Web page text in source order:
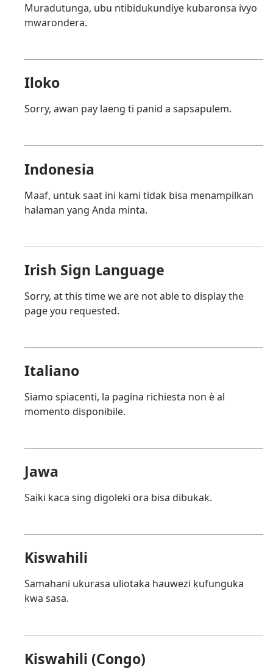
Muradutunga, ubu ntibidukundiye kubaronsa ivyo
mwarondera.
Iloko
Sorry, awan pay laeng ti panid a sapsapulem.
Indonesia
Maaf, untuk saat ini kami tidak bisa menampilkan
halaman yang Anda minta.
Irish Sign Language
Sorry, at this time we are not able to display the
page you requested.
Italiano
Siamo spiacenti, la pagina richiesta non è al
momento disponibile.
Jawa
Saiki kaca sing digoleki ora bisa dibukak.
Kiswahili
Samahani ukurasa uliotaka hauwezi kufunguka
kwa sasa.
Kiswahili (Congo)